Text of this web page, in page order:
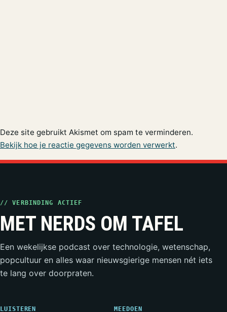
Deze site gebruikt Akismet om spam te verminderen.
Bekijk hoe je reactie gegevens worden verwerkt.
// VERBINDING ACTIEF
MET NERDS OM TAFEL
Een wekelijkse podcast over technologie, wetenschap,
popcultuur en alles waar nieuwsgierige mensen nét iets
te lang over doorpraten.
LUISTEREN MEEDOEN